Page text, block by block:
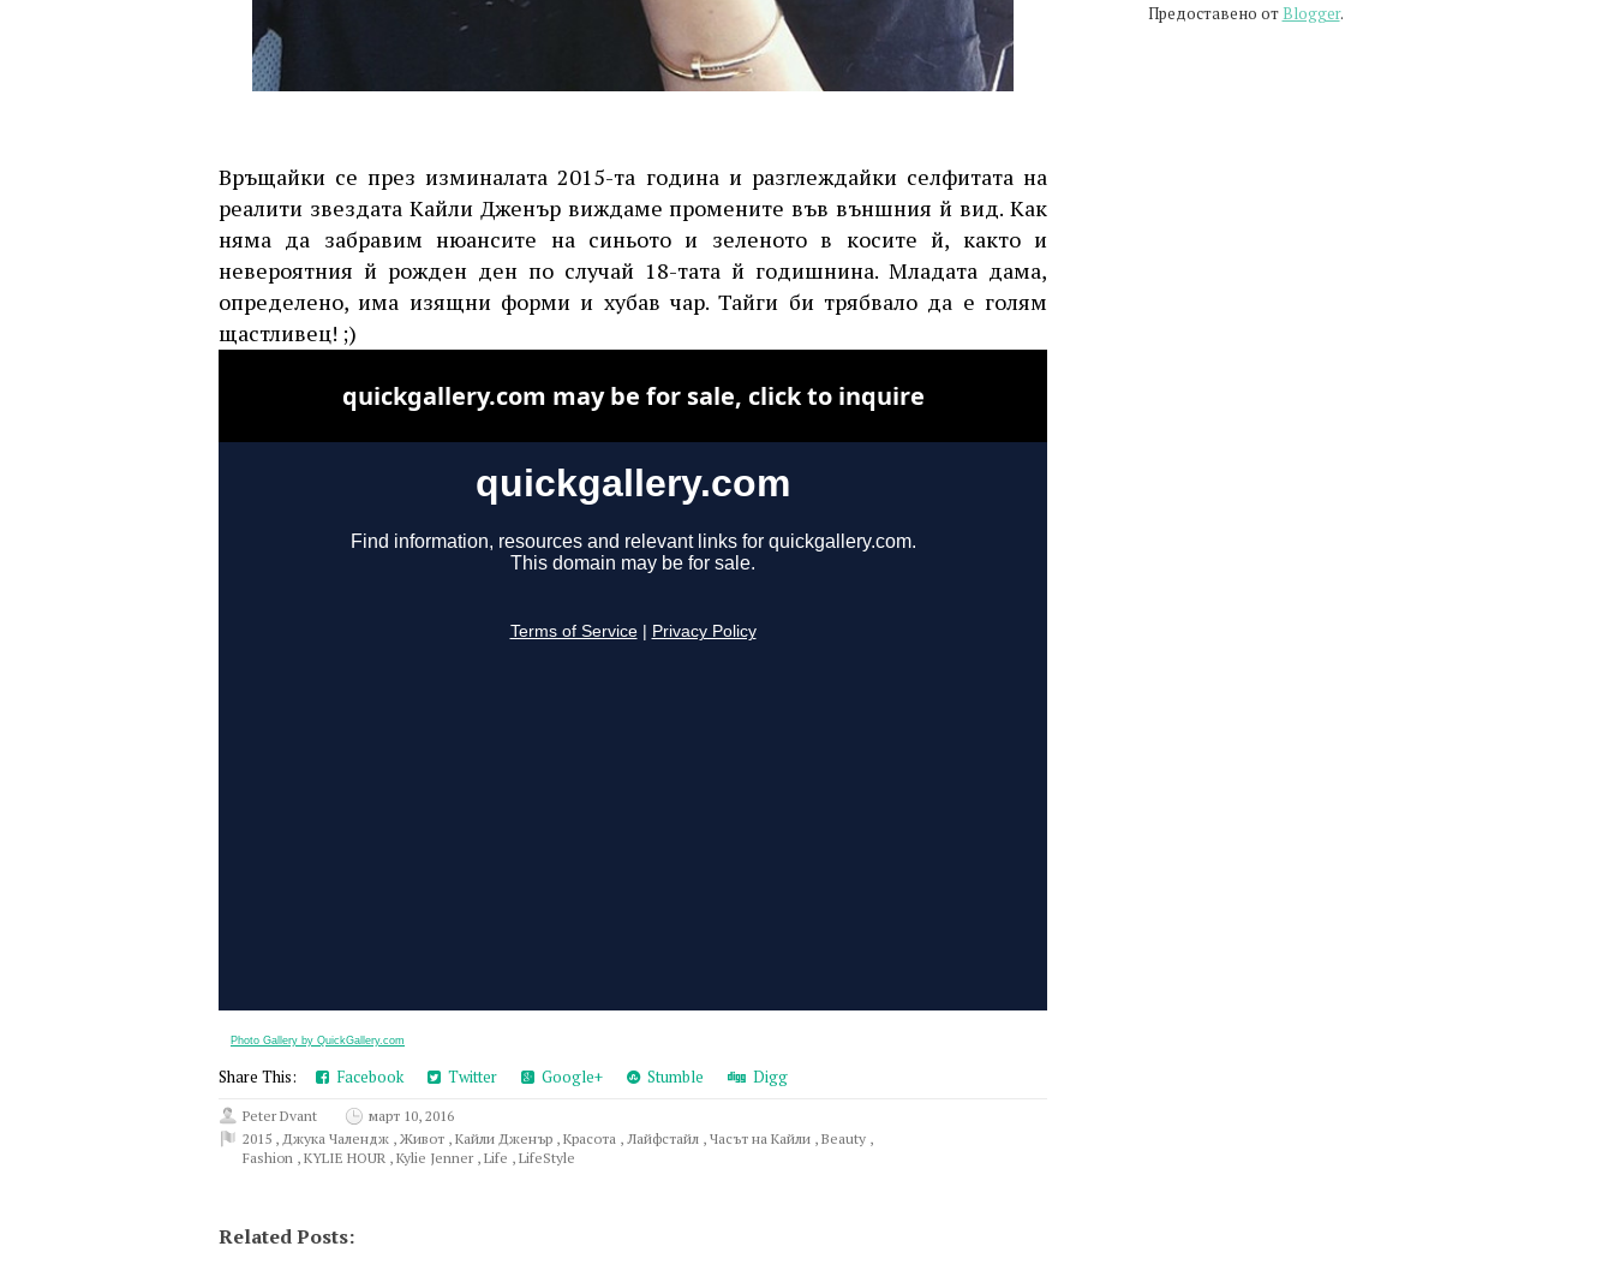
Връщайки се през изминалата 2015-та година и разглеждайки селфитата на
реалити звездата Кайли Дженър виждаме промените във външния й вид. Как
няма да забравим нюансите на синьото и зеленото в косите й, както и
невероятния й рожден ден по случай 18-тата й годишнина. Младата дама,
определено, има изящни форми и хубав чар. Тайги би трябвало да е голям
щастливец! ;)
Photo Gallery by QuickGallery.com
Share This: Facebook Twitter Google+ Stumble Digg
Peter Dvant
март 10, 2016
2015 , Джука Чалендж , Живот , Кайли Дженър , Красота , Лайфстайл , Часът на Кайли , Beauty ,
Fashion , KYLIE HOUR , Kylie Jenner , Life , LifeStyle
Related Posts:
Предоставено от Blogger.